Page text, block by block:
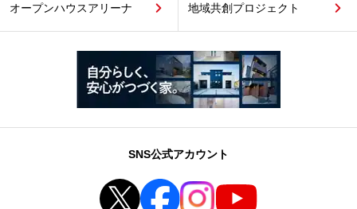
オープンハウスアリーナ 地域共創プロジェクト
SNS公式アカウント